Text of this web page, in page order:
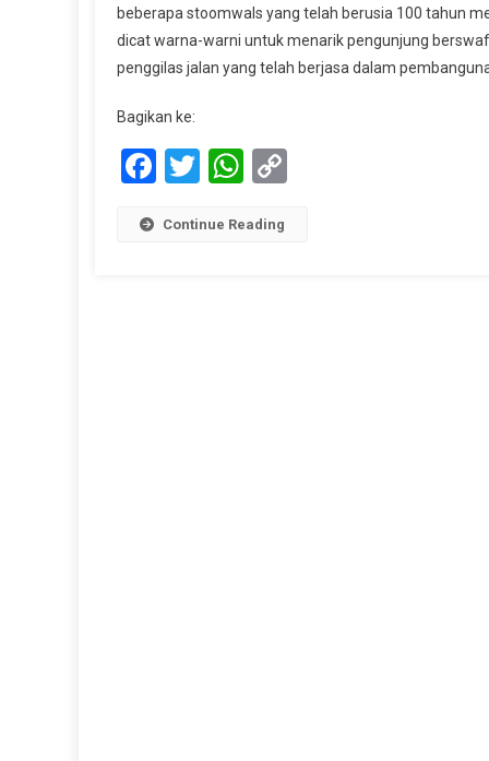
beberapa stoomwals yang telah berusia 100 tahun
dicat warna-warni untuk menarik pengunjung
penggilas jalan yang telah berjasa dalam
Bagikan ke:
Facebook
TwitterWhatsApp
Continue Reading